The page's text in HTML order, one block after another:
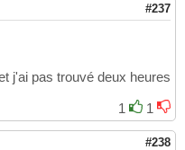
#237
j'ai pas trouvé deux heures
1
1
#238